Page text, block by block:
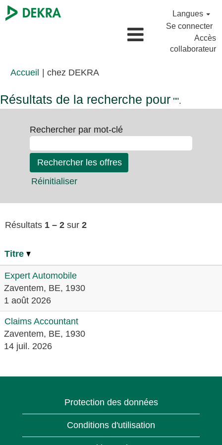
Langues
Se connecter
Accès
collaborateur
Accueil chez DEKRA(page
Résultats de la recherche pour "".
Rechercher par mot-clé
Réinitialiser
Résultats 1 – 2 sur 2
Titre
Expert Automobile
Zaventem, BE, 1930
1 août 2026
Claims Accountant
Zaventem, BE, 1930
14 juil. 2026
Protection des données
Conditions d'utilisation